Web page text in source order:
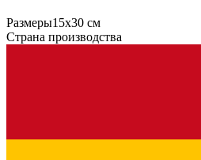
Размеры15х30 см
Страна производства